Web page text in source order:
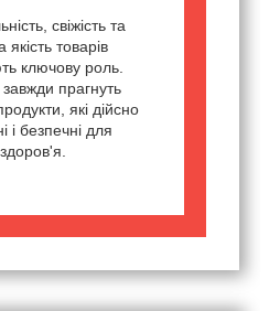
свіжість та
якість товарів
ключову роль.
завжди прагнуть
які дійсно
і безпечні для
здоров'я.